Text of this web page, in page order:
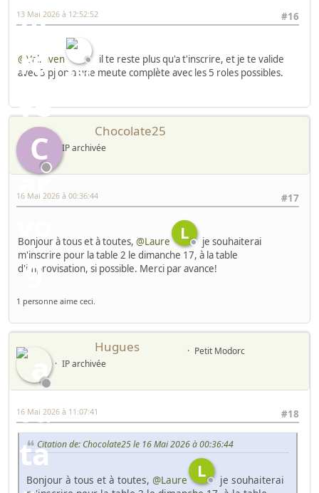
#16
13 Mai 2026 à 12:52:52
@Valraven
il te reste plus qu'a t'inscrire, et je te valide
avec 5 pj on a une meute complète avec les 5 roles possibles.
Chocolate25
C IP archivée
#17
16 Mai 2026 à 00:36:44
Bonjour à tous et à toutes, @Laure L
je souhaiterai
m'inscrire pour la table 2 le dimanche 17, à la table
d'improvisation, si possible. Merci par avance!
1 personne aime ceci.
Hugues
Petit Modorc
IP archivée
#18
16 Mai 2026 à 11:07:41
Citation de: Chocolate25 le 16 Mai 2026 à 00:36:44
Bonjour à tous et à toutes, @Laure L
je souhaiterai